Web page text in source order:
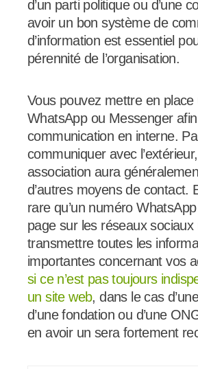
d’un parti politique ou d’une
avoir un bon système de
d’information est essentiel
pérennité de l’organisation.
Vous pouvez mettre en
WhatsApp ou Messenger afin
communication en interne.
communiquer avec
association aura
d’autres moyens de contact.
rare qu’un numéro WhatsApp
page sur les réseaux sociaux
transmettre toutes les
importantes concernant vos
si ce n’est pas toujours
un site web, dans le cas
d’une fondation ou d’une
en avoir un sera fortement